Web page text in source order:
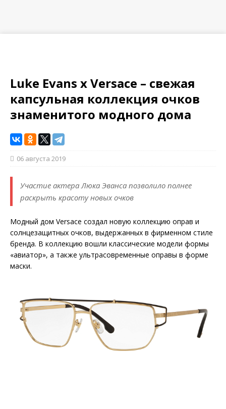
Luke Evans x Versace – свежая
капсульная коллекция очков
знаменитого модного дома
06 августа 2019
Участие актера Люка Эванса позволило полнее
раскрыть красоту новых очков
Модный дом Versace создал новую коллекцию оправ и
солнцезащитных очков, выдержанных в фирменном стиле
бренда. В коллекцию вошли классические модели формы
«авиатор», а также ультрасовременные оправы в форме
маски.